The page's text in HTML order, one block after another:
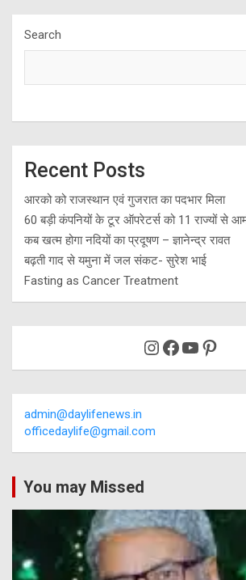
Search
Recent Posts
आरको को राजस्थान एवं गुजरात का पदभार मिला
60 बड़ी कंपनियों के टूर ऑपरेटर्स को 11 राज्यों से
कब खत्म होगा नदियों का प्रदूषण – ज्ञानेन्द्र रावत
बढ़ती गाद से यमुना में जल संकट- सुरेश भाई
Fasting as Cancer Treatment
Instagram
Facebook
YouTube
admin@daylifenews.in
officedaylife@gmail.com
You may Missed